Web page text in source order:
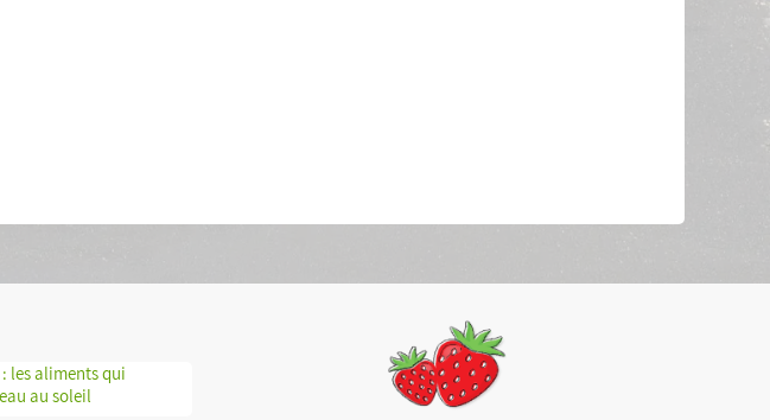
les aliments qui
au soleil